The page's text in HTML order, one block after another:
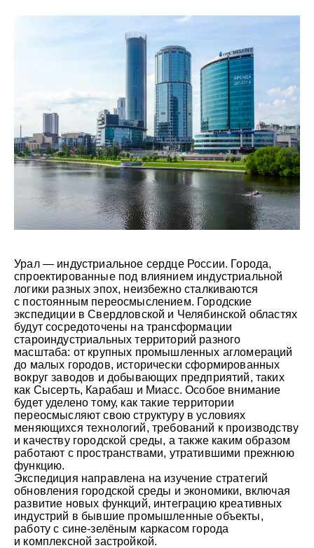
Урал — индустриальное сердце России. Города,
спроектированные под влиянием индустриальной
логики разных эпох, неизбежно сталкиваются
с постоянным переосмыслением. Городские
экспедиции в Свердловской и Челябинской областях
будут сосредоточены на трансформации
староиндустриальных территорий разного
масштаба: от крупных промышленных агломераций
до малых городов, исторически сформированных
вокруг заводов и добывающих предприятий, таких
как Сысерть, Карабаш и Миасс. Особое внимание
будет уделено тому, как такие территории
переосмысляют свою структуру в условиях
меняющихся технологий, требований к производству
и качеству городской среды, а также каким образом
работают с пространствами, утратившими прежнюю
функцию.
Экспедиция направлена на изучение стратегий
обновления городской среды и экономики, включая
развитие новых функций, интеграцию креативных
индустрий в бывшие промышленные объекты,
работу с сине-зелёным каркасом города
и комплексной застройкой.